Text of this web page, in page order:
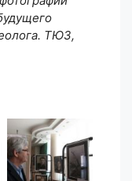
ТЮЗ,